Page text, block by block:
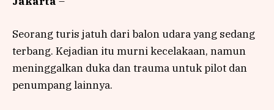
Seorang turis jatuh dari balon udara yang sedang
terbang. Kejadian itu murni kecelakaan, namun
meninggalkan duka dan trauma untuk pilot dan
penumpang lainnya.